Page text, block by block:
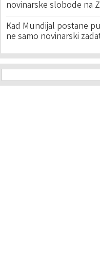
novinarske slobode na
Kad Mundijal postane
ne samo novinarski
Search form
Search